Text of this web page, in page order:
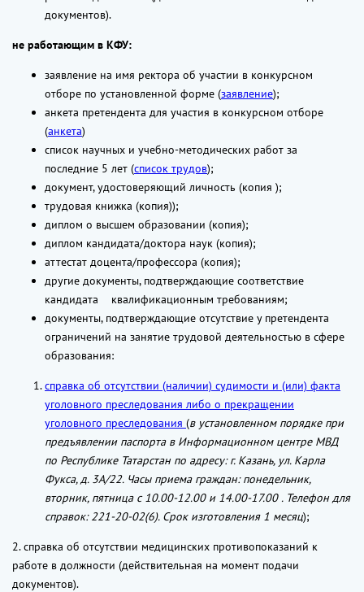
документов).
не работающим в КФУ:
заявление на имя ректора об участии в конкурсном
отборе по установленной форме (заявление);
анкета претендента для участия в конкурсном отборе
(анкета)
список научных и учебно-методических работ за
последние 5 лет (список трудов);
документ, удостоверяющий личность (копия );
трудовая книжка (копия));
диплом о высшем образовании (копия);
диплом кандидата/доктора наук (копия);
аттестат доцента/профессора (копия);
другие документы, подтверждающие соответствие
кандидата квалификационным требованиям;
документы, подтверждающие отсутствие у претендента
ограничений на занятие трудовой деятельностью в сфере
образования:
справка об отсутствии (наличии) судимости и (или) факта
уголовного преследования либо о прекращении
уголовного преследования (в установленном порядке при
предъявлении паспорта в Информационном центре МВД
по Республике Татарстан по адресу: г. Казань, ул. Карла
Фукса, д. 3А/22. Часы приема граждан: понедельник,
вторник, пятница с 10.00-12.00 и 14.00-17.00 . Телефон для
справок: 221-20-02(6). Срок изготовления 1 месяц);
2. справка об отсутствии медицинских противопоказаний к
работе в должности (действительная на момент подачи
документов).